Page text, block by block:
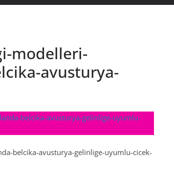
modelleri-
avusturya-
belcika-avusturya-gelinlige-uyumlu-cicek-